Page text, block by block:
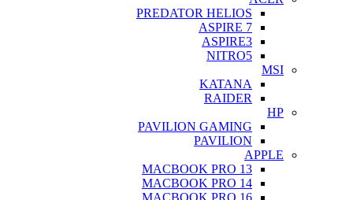
PREDATOR HELIOS
ASPIRE 7
ASPIRE3
NITRO5
MSI
KATANA
RAIDER
HP
PAVILION GAMING
PAVILION
APPLE
MACBOOK PRO 13
MACBOOK PRO 14
MACBOOK PRO 16